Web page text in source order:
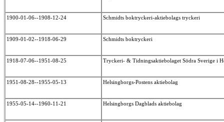
1900-01-06--1908-12-24 Schmidts boktryckeri-aktiebolags tryckeri
1909-01-02--1918-06-29 Schmidts boktryckeri
1918-07-06--1951-08-25 Tryckeri- & Tidningsaktiebolaget Södra Sverige i
1951-08-28--1955-05-13 Helsingborgs-Postens aktiebolag
1955-05-14--1960-11-21 Helsingborgs Dagblads aktiebolag